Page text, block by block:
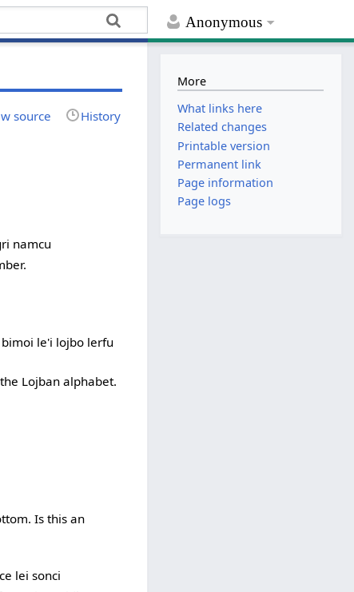
Anonymous
source History
namcu
bimoi le'i lojbo lerfu
Lojban alphabet.
Is this an
lei sonci
More
What links here
Related changes
Printable version
Permanent link
Page information
Page logs